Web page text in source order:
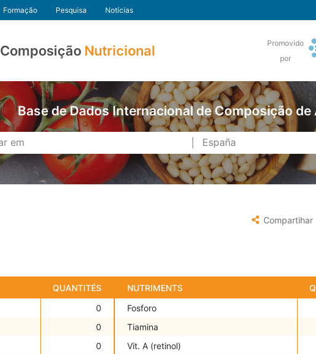
Formação Pesquisa Notícias
Composição Nutricional
Promovido
por
Base de Dados Internacional de Composição
Compartihar
QUANTITÉS
0
0
0
NUTRIMENTS
Fosforo
Tiamina
Vit. A (retinol)